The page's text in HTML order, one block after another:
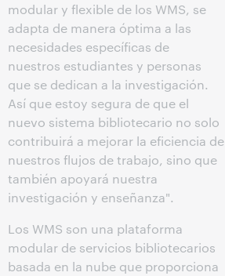
modular y flexible de los WMS, se
adapta de manera óptima a las
necesidades específicas de
nuestros estudiantes y personas
que se dedican a la investigación.
Así que estoy segura de que el
nuevo sistema bibliotecario no solo
contribuirá a mejorar la eficiencia de
nuestros flujos de trabajo, sino que
también apoyará nuestra
investigación y enseñanza".
Los WMS son una plataforma
modular de servicios bibliotecarios
basada en la nube que proporciona